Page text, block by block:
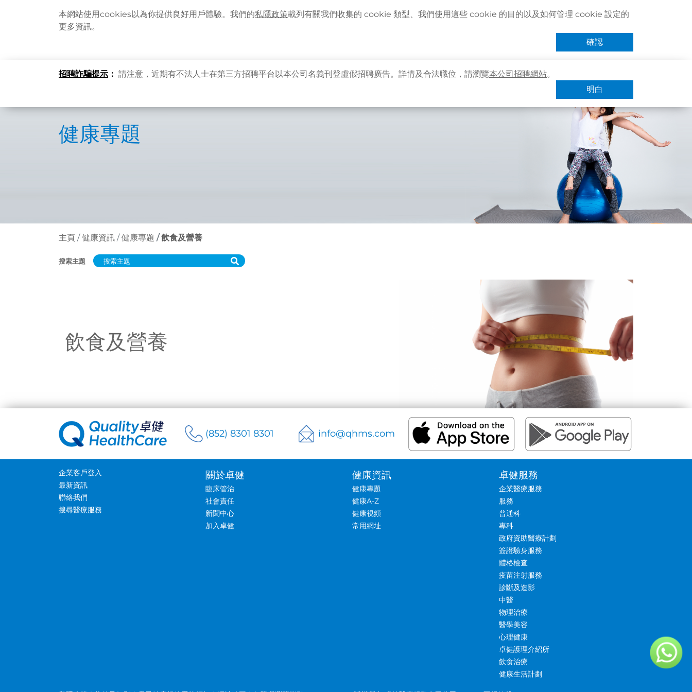
本網站使用cookies以為你提供良好用戶體驗。我們的私隱政策載列有關我們收集的 cookie 類型、我們使用這些 cookie 的目的以及如何管理 cookie 設定的
更多資訊。
確認
招聘詐騙提示 ： 請注意，近期有不法人士在第三方招聘平台以本公司名義刊登虛假招聘廣告。詳情及合法職位，請瀏覽本公司招聘網站。
明白
語言 企業客戶登入 最新資訊 聯絡我們 搜尋醫療服務 登記 / 登入 立即預約
健康專題
主頁 健康資訊 健康專題 飲食及營養
搜索主題
飲食及營養
(852) 8301 8301 info@qhms.com
企業客戶登入
最新資訊
聯絡我們
搜尋醫療服務
關於卓健
臨床管治
社會責任
新聞中心
加入卓健
健康資訊
健康專題
健康A-Z
健康視頻
常用網址
卓健服務
企業醫療服務
服務
普通科
專科
政府資助醫療計劃
簽證驗身服務
體格檢查
疫苗注射服務
診斷及造影
中醫
物理治療
醫學美容
心理健康
卓健護理介紹所
飲食治療
健康生活計劃